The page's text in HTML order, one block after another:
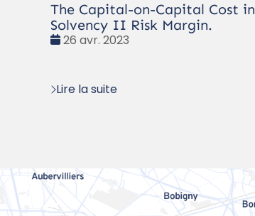
The Capital-on-Capital Cost in
Solvency II Risk Margin.
Date
26 avr. 2023
Lire la suite